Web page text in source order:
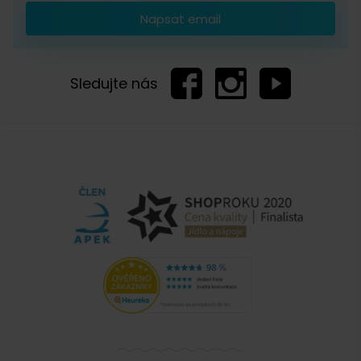
Napsat email
Sledujte nás